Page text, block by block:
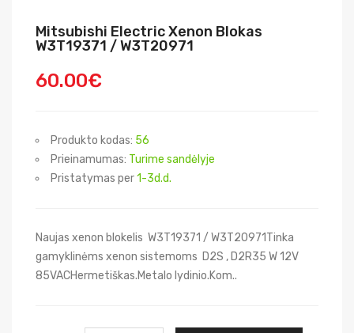
Mitsubishi Electric Xenon Blokas
W3T19371 / W3T20971
60.00€
Produkto kodas: 56
Prieinamumas: Turime sandėlyje
Pristatymas per1-3d.d.
Naujas xenon blokelis W3T19371 / W3T20971Tinka
gamyklinėms xenon sistemoms D2S , D2R35 W 12V
85VACHermetiškas.Metalo lydinio.Kom..